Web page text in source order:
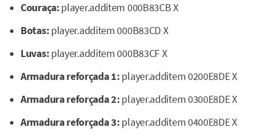
Couraça:player.additem 000B83CB X
Botas:player.additem 000B83CD X
Luvas:player.additem 000B83CF X
Armadura reforçada 1:player.additem 0200E8DE X
Armadura reforçada 2:player.additem 0300E8DE X
Armadura reforçada 3:player.additem 0400E8DE X